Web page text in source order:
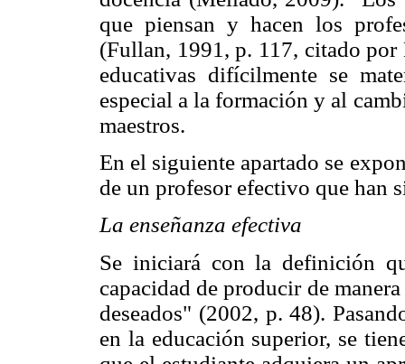
que piensan y hacen los
(Fullan, 1991, p. 117, citado
educativas difícilmente se
especial a la formación y al
maestros.
En el siguiente apartado se
de un profesor efectivo que han
La enseñanza efectiva
Se iniciará con la definición
capacidad de producir de
deseados" (2002, p. 48).
en la educación superior, se